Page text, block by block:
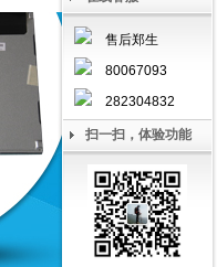
售后郑生
80067093
282304832
扫一扫，体验功能